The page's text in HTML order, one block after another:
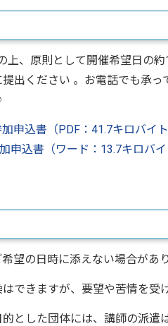
、原則として開催希望日の
出ください 。お電話でも承
申込書（PDF：41.7キロバイト
込書（ワード：13.7キロバイ
望の日時に添えない場合があり
できますが、要望や苦情を受
とした団体には、講師の派遣